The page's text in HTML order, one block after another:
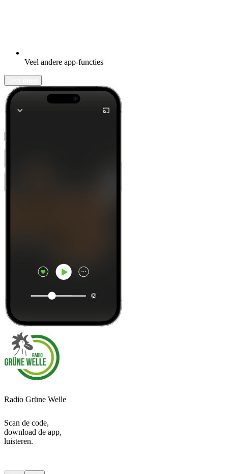
Veel andere app-functies
Radio Grüne Welle
Scan de code,
download de app,
luisteren.